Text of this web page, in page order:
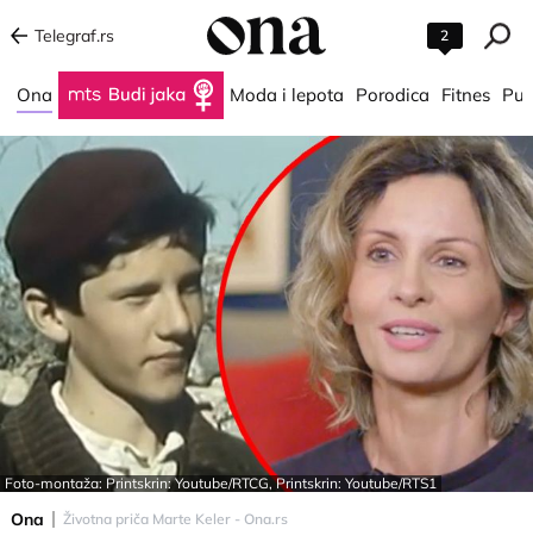
Telegraf.rs 2
Ona Budi jaka Moda i lepota Porodica Fitnes
Foto-montaža: Printskrin: Youtube/RTCG, Printskrin: Youtube/RTS1
Ona Životna priča Marte Keler - Ona.rs